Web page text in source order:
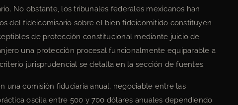
No obstante, los tribunales federales mexicanos han
del fideicomisario sobre el bien fideicomitido constituyen
de protección constitucional mediante juicio de
una protección procesal funcionalmente equiparable a
jurisprudencial se detalla en la sección de fuentes.
una comisión fiduciaria anual, negociable entre las
oscila entre 500 y 700 dólares anuales dependiendo